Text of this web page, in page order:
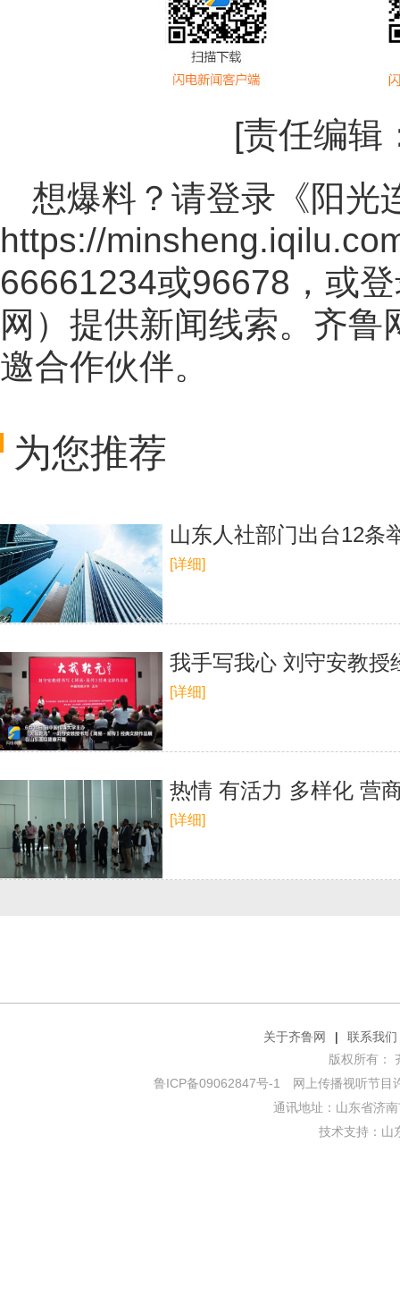
[责任编辑
想爆料？请登录《阳光
https://
66661234或96678，或
网 ）提供新闻线索。齐鲁
邀合作伙伴。
为您推荐
山东人社部门出台12条
[详细]
我手写我心 刘守安教授
[详细]
热情 有活力 多样化 营
[详细]
关于齐鲁网 |
联系我们
版权所有：
鲁ICP备09062847号-1 网上传播视听节目
通讯地址：山东省济
技术支持： 山